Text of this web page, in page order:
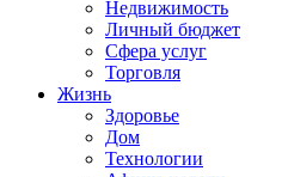
Недвижимость
Личный бюджет
Сфера услуг
Торговля
Жизнь
Здоровье
Дом
Технологии